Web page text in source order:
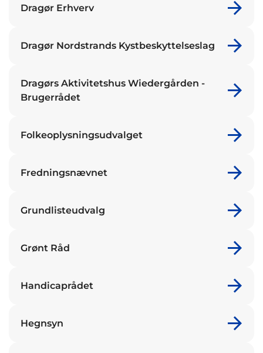
Dragør Erhverv
Dragør Nordstrands Kystbeskyttelseslag
Dragørs Aktivitetshus Wiedergården -
Brugerrådet
Folkeoplysningsudvalget
Fredningsnævnet
Grundlisteudvalg
Grønt Råd
Handicaprådet
Hegnsyn